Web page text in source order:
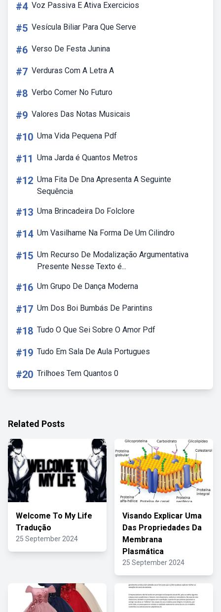
#4 Voz Passiva E Ativa Exercicios
#5 Vesícula Biliar Para Que Serve
#6 Verso De Festa Junina
#7 Verduras Com A Letra A
#8 Verbo Comer No Futuro
#9 Valores Das Notas Musicais
#10 Uma Vida Pequena Pdf
#11 Uma Jarda é Quantos Metros
#12 Uma Fita De Dna Apresenta A Seguinte
Sequência
#13 Uma Brincadeira Do Folclore
#14 Um Vasilhame Na Forma De Um Cilindro
#15 Um Recurso De Modalização Argumentativa
Presente Nesse Texto é...
#16 Um Grupo De Dança Moderna
#17 Um Dos Boi Bumbás De Parintins
#18 Tudo O Que Sei Sobre O Amor Pdf
#19 Tudo Em Sala De Aula Portugues
#20 Trilhoes Tem Quantos 0
Related Posts
Welcome To My Life
Tradução
25 September 2024
Visando Explicar Uma
Das Propriedades Da
Membrana
Plasmática
25 September 2024